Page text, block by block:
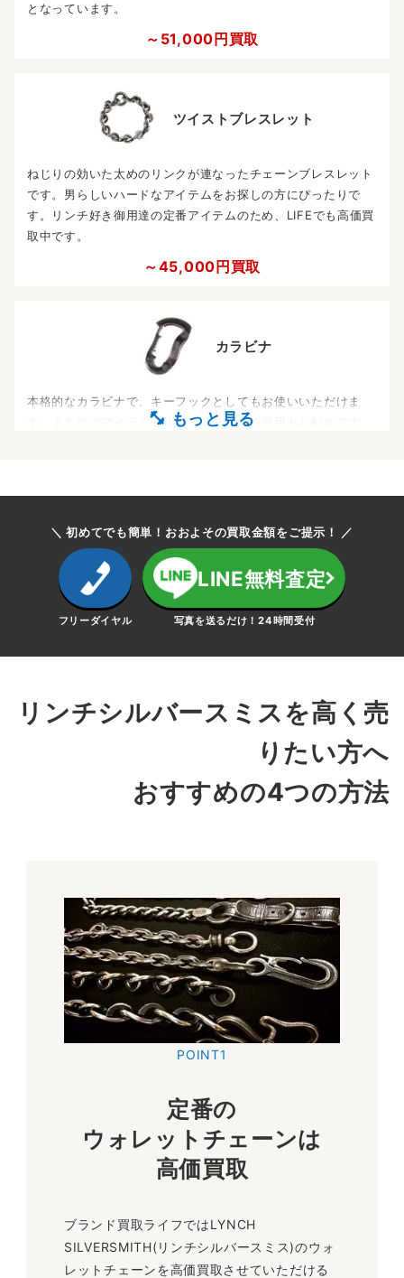
となっています。
～51,000円買取
ツイストブレスレット
ねじりの効いた太めのリンクが連なったチェーンブレスレット
です。男らしいハードなアイテムをお探しの方にぴったりで
す。リンチ好き御用達の定番アイテムのため、LIFEでも高価買
取中です。
～45,000円買取
カラビナ
本格的なカラビナで、キーフックとしてもお使いいただけま
す。また他のアイテムと組み合わせてのご使用もお勧めです。
～55,000円買取
メリケンサック キーホルダー
メリケンサックをモチーフにしたユニークなキーホルダーで
～35,000円買取
バイカー ウォレット
す。リンチシルバースミスではアクセサリーだけでなくレザー
アイテムも人気ですので高額査定が狙えます。
～46,000円買取
プリズナー ジャケット
たアイテムです。クラシカルでハードな雰囲気の1着です。リ
ンチシルバースミスのアパレルアイテムの中でも最大限の高額
買取が狙えます。
～71,000円買取
メメントモリ リング
＼ 初めてでも簡単！おおよその買取金額をご提示！ ／
フリーダイヤル
LINE無料査定
写真を送るだけ！24時間受付
リンチシルバースミスを高く売
りたい方へ
おすすめの4つの方法
POINT1
定番の
ウォレットチェーンは
高価買取
ブランド買取ライフではLYNCH
SILVERSMITH(リンチシルバースミス)のウォ
レットチェーンを高価買取させていただける